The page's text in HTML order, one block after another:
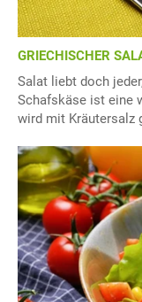
GRIECHISCHER
Salat liebt doch
Schafskäse ist eine
wird mit Kräutersalz